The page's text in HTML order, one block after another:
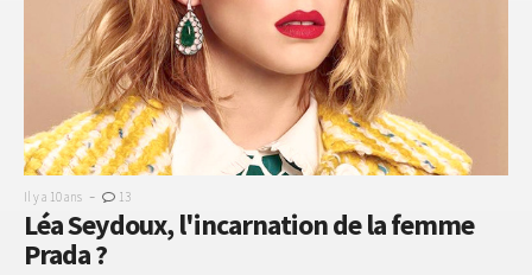
Il y a 10 ans - 13
Léa Seydoux, l'incarnation de la femme
Prada ?